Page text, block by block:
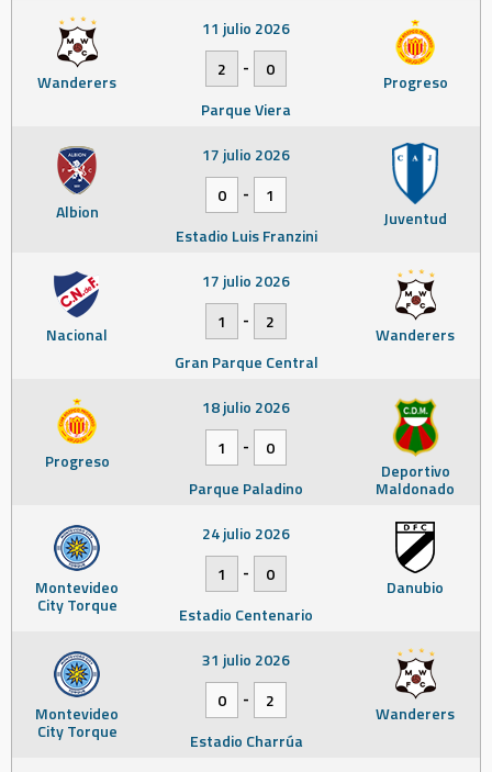
Wanderers Progreso
11 julio 2026
2
-
0
Parque Viera
Albion Juventud
17 julio 2026
0
-
1
Estadio Luis Franzini
Nacional Wanderers
17 julio 2026
1
-
2
Gran Parque Central
Progreso Deportivo
Maldonado
18 julio 2026
1
-
0
Parque Paladino
Montevideo
City Torque
Danubio
24 julio 2026
1
-
0
Estadio Centenario
Montevideo
City Torque
Wanderers
31 julio 2026
0
-
2
Estadio Charrúa